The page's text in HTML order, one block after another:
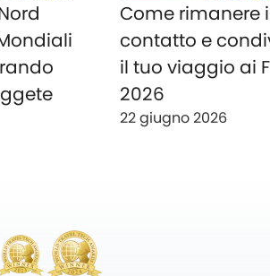
Come rimanere
contatto e
il tuo viaggio ai
2026
22 giugno 2026